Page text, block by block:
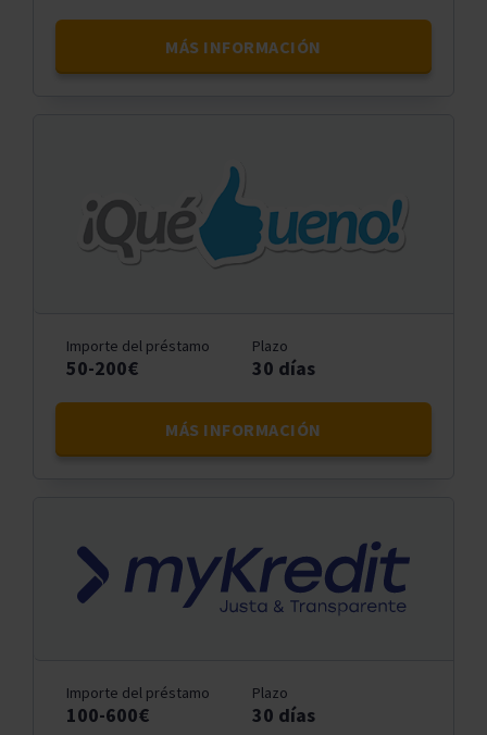
MÁS INFORMACIÓN
Importe del préstamo
50-200€
Plazo
30 días
MÁS INFORMACIÓN
Importe del préstamo
100-600€
Plazo
30 días